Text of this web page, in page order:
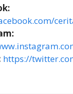
https://